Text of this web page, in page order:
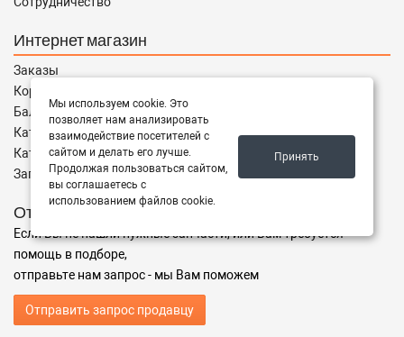
Интернет магазин
Заказы
Корзина
Баланс
Каталог товаров
Каталог брендов
Запчасти по Маркам
Отправить запрос
Если Вы не нашли нужные запчасти, или Вам требуется
помощь в подборе,
отправьте нам запрос - мы Вам поможем
Отправить запрос продавцу
Мы используем cookie. Это
позволяет нам анализировать
взаимодействие посетителей с
сайтом и делать его лучше.
Продолжая пользоваться сайтом,
вы соглашаетесь с
использованием файлов cookie.
Принять